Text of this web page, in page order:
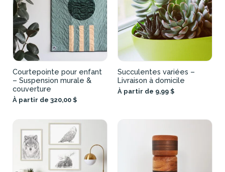
Courtepointe pour enfant
– Suspension murale &
couverture
À partir de 320,00 $
Succulentes variées –
Livraison à domicile
À partir de 9,99 $